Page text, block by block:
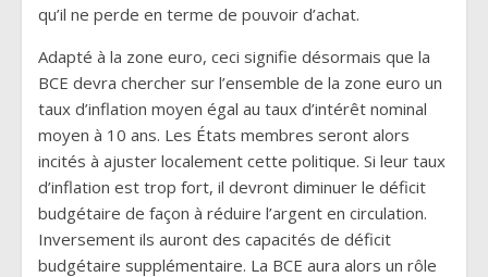
qu’il ne perde en terme de pouvoir d’achat.
Adapté à la zone euro, ceci signifie désormais que la
BCE devra chercher sur l’ensemble de la zone euro un
taux d’inflation moyen égal au taux d’intérêt nominal
moyen à 10 ans. Les États membres seront alors
incités à ajuster localement cette politique. Si leur taux
d’inflation est trop fort, il devront diminuer le déficit
budgétaire de façon à réduire l’argent en circulation.
Inversement ils auront des capacités de déficit
budgétaire supplémentaire. La BCE aura alors un rôle